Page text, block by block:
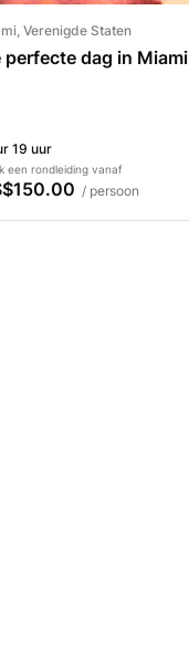
Verenigde Staten
perfecte dag in Miami
19 uur
een rondleiding vanaf
/ persoon